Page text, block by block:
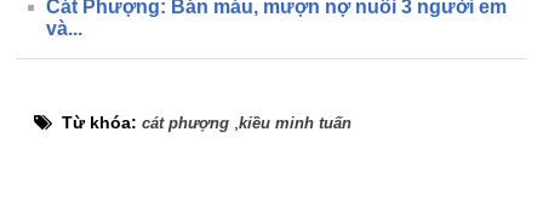
Cát Phượng: Bán máu, mượn nợ nuôi 3 người em
và...
Từ khóa:cát phượng ,kiều minh tuấn